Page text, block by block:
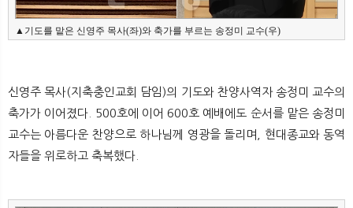
▲기도를 맡은 신영주 목사(좌)와 축가를 부르는 송정미 교수(우)
신영주 목사(지축충인교회 담임)의 기도와 찬양사역자 송정미 교수의
축가가 이어졌다. 500호에 이어 600호 예배에도 순서를 맡은 송정미
교수는 아름다운 찬양으로 하나님께 영광을 돌리며, 현대종교와 동역
자들을 위로하고 축복했다.